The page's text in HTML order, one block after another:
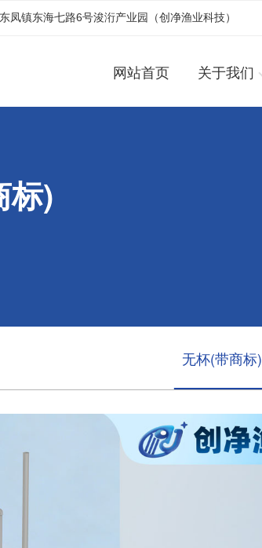
凤镇东海七路6号浚洐产业园（创净渔业科技）
网站首页 关于我们
标)
无杯(带商标)